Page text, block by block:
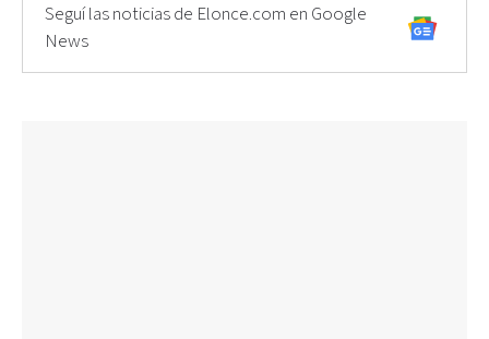
Seguí las noticias de Elonce.com en Google
News